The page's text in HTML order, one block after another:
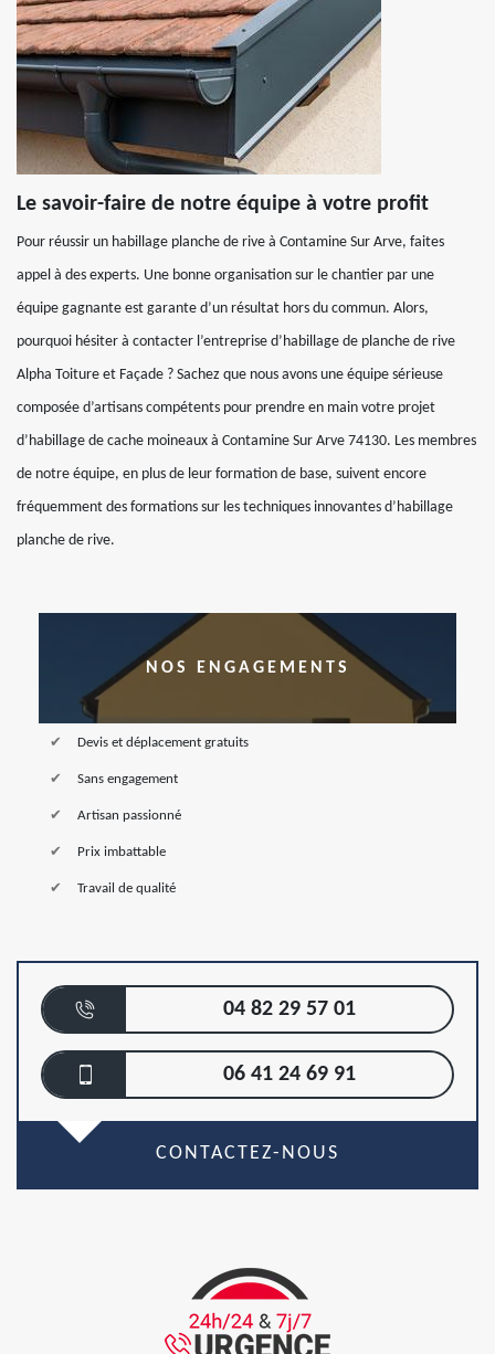
Le savoir-faire de notre équipe à votre profit
Pour réussir un habillage planche de rive à Contamine Sur Arve, faites
appel à des experts. Une bonne organisation sur le chantier par une
équipe gagnante est garante d’un résultat hors du commun. Alors,
pourquoi hésiter à contacter l’entreprise d’habillage de planche de rive
Alpha Toiture et Façade ? Sachez que nous avons une équipe sérieuse
composée d’artisans compétents pour prendre en main votre projet
d’habillage de cache moineaux à Contamine Sur Arve 74130. Les membres
de notre équipe, en plus de leur formation de base, suivent encore
fréquemment des formations sur les techniques innovantes d’habillage
planche de rive.
NOS ENGAGEMENTS
Devis et déplacement gratuits
Sans engagement
Artisan passionné
Prix imbattable
Travail de qualité
04 82 29 57 01
06 41 24 69 91
CONTACTEZ-NOUS